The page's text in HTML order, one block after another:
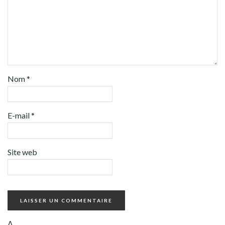
Nom*
E-mail*
Site web